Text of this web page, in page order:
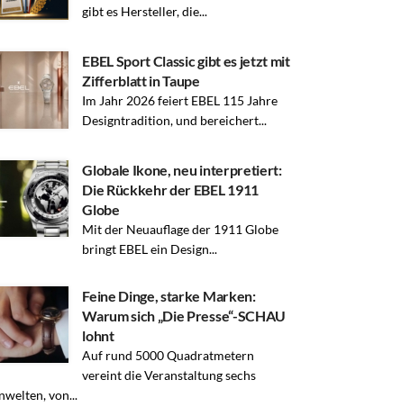
gibt es Hersteller, die...
EBEL Sport Classic gibt es jetzt mit
Zifferblatt in Taupe
Im Jahr 2026 feiert EBEL 115 Jahre
Designtradition, und bereichert...
Globale Ikone, neu interpretiert:
Die Rückkehr der EBEL 1911
Globe
Mit der Neuauflage der 1911 Globe
bringt EBEL ein Design...
Feine Dinge, starke Marken:
Warum sich „Die Presse“-SCHAU
lohnt
Auf rund 5000 Quadratmetern
vereint die Veranstaltung sechs
von...